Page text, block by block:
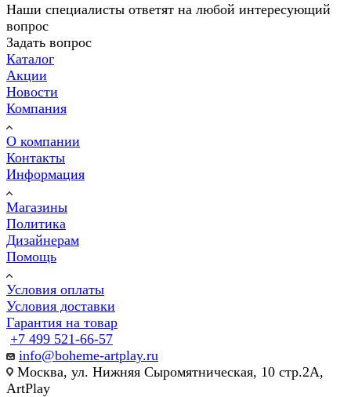
Наши специалисты ответят на любой интересующий
вопрос
Задать вопрос
Каталог
Акции
Новости
Компания
О компании
Контакты
Информация
Магазины
Политика
Дизайнерам
Помощь
Условия оплаты
Условия доставки
Гарантия на товар
+7 499 521-66-57
info@boheme-artplay.ru
Москва, ул. Нижняя Сыромятническая, 10 стр.2А,
ArtPlay